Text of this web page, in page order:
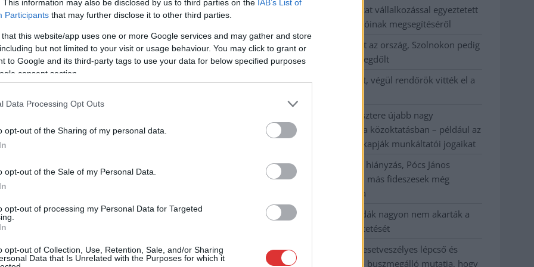
This information may also be disclosed by us to third parties on the IAB’s List of
Participants that may further disclose it to other third parties.
that this website/app uses one or more Google services and may gather and store
but not limited to your visit or usage behaviour. You may click to grant or
to Google and its third-party tags to use your data for below specified purposes
consent section.
Data Processing Opt Outs
opt-out of the Sharing of my personal data.
opt-out of the Sale of my Personal Data.
opt-out of processing my Personal Data for Targeted
opt-out of Collection, Use, Retention, Sale, and/or Sharing
Data that Is Unrelated with the Purposes for which it
Vasárnap sok felhő lesz az égen, és többfelé
térségben. Sokfelé lesz élénk az északias
szél, de zivatarok környezetében erős,
viharos széllökésekre is számítani kell.
Hajnalban 17, délután 29 fok körül alakul a
hőmérséklet – írta az Időkép.
TOVÁBB OLVASOM
,zápor
kedv Szolnok megyében
Györfi Mihály több tucat vállalkozással egyeztetett
a kerékpárgyár dolgozóinak megsegítéséről
41 fok fölé forrósodott az ország, Szolnokon pedig
egy másik rekord is megdőlt
Egy telefonhívást akart, végül rendőrök vitték el a
A Tisza kormány minisztere újabb nagy
változásokról döntött a közoktatásban – például az
iskolaigazgatók visszakapják munkáltatói jogaikat
Sok volt az igazolatlan hiányzás, Pócs János
fizetéslevonást kapott, más fideszesek még
kevesebbet vittek haza
A Szolnok megyei gazdák nagyon nem akarták a
JÉGER további üzemeltetését
Csendélet 5.0: alig balesetveszélyes lépcső és
remek állapotban levő buszmegálló mutatja, hogy